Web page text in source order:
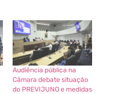
Audiência pública na
Câmara debate situação
do PREVIJUNO e medidas